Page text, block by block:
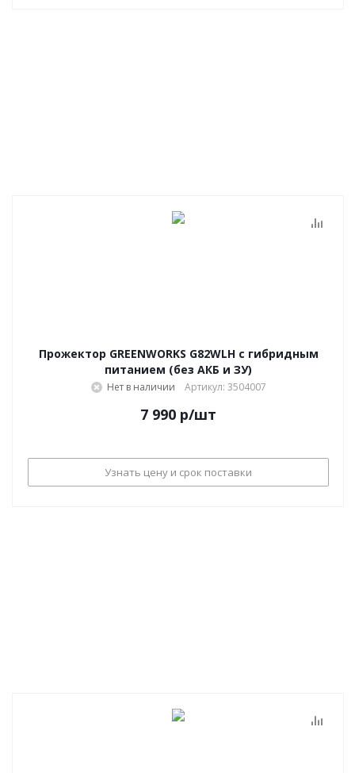
Прожектор GREENWORKS G82WLH с гибридным
питанием (без АКБ и ЗУ)
Нет в наличии Артикул: 3504007
7 990 р/шт
Узнать цену и срок поставки